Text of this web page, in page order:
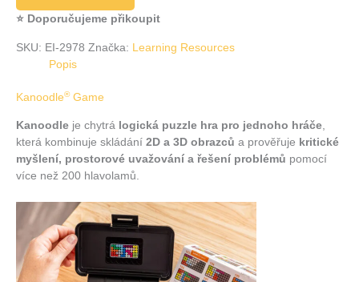
⭐ Doporučujeme přikoupit
SKU: EI-2978 Značka: Learning Resources
Popis
Kanoodle®Game
Kanoodle je chytrá logická puzzle hra pro jednoho hráče
která kombinuje skládání 2D a 3D obrazců a prověřuje kritické
myšlení, prostorové uvažování a řešení problémů pomocí
více než 200 hlavolamů.